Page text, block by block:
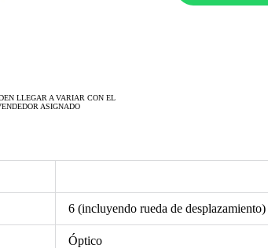
LLEGAR A VARIAR CON EL
ASIGNADO
6 (incluyendo rueda de desplazamiento)
Óptico